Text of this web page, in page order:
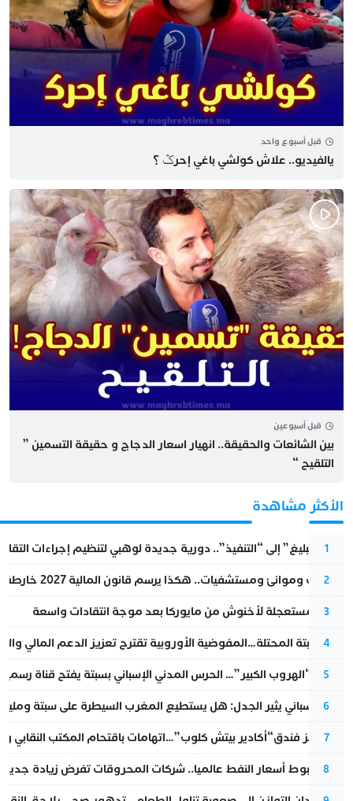
قبل أسبوع واحد
يالفيديو.. علاش كولشي باغي إحرݣ ؟
قبل أسبوعين
بين الشائعات والحقيقة.. انهيار اسعار الدجاج و حقيقة التسمين ”
التلقيح “
الأكثر مشاهدة
1
من “التبليغ” إلى “التنفيذ”.. دورية جديدة لوهبي لتنظيم إجراءات
2
قطارات وموانئ ومستشفيات.. هكذا يرسم قانون المالية 2027 خارطة المغرب المقبل
3
عودة مستعجلة لأخنوش من مايوركا بعد موجة انتقادات واسعة
4
أزمة سبتة المحتلة…المفوضية الأوروبية تقترح تعزيز الدعم المالي
5
عملية “الهروب الكبير”… الحرس المدني الإسباني بسبتة يفتح قناة
6
تقرير إسباني يثير الجدل: هل يستطيع المغرب السيطرة على سبتة
7
أزمة تهز فندق“أكادير بيتش كلوب”…اتهامات باقتحام المكتب النقابي
8
رغم هبوط أسعار النفط عالميا.. شركات المحروقات تفرض زيادة